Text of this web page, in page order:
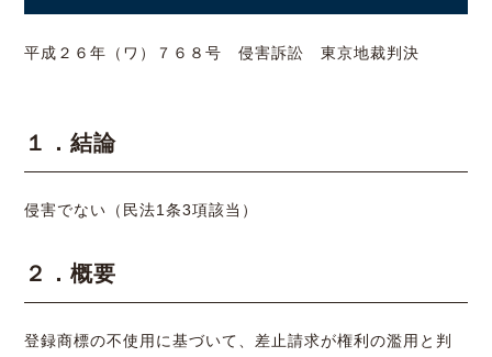
平成２６年（ワ）７６８号 侵害訴訟東京地裁判決
１．結論
侵害でない（ 民法1条3項該当）
２．概要
登録商標の不使用に基づいて、差止請求が権利の濫用と判